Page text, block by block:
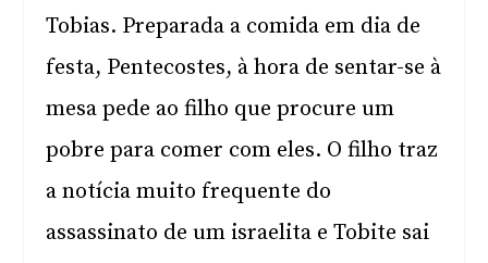
Tobias. Preparada a comida em dia de
festa, Pentecostes, à hora de sentar-se à
mesa pede ao filho que procure um
pobre para comer com eles. O filho traz
a notícia muito frequente do
assassinato de um israelita e Tobite sai